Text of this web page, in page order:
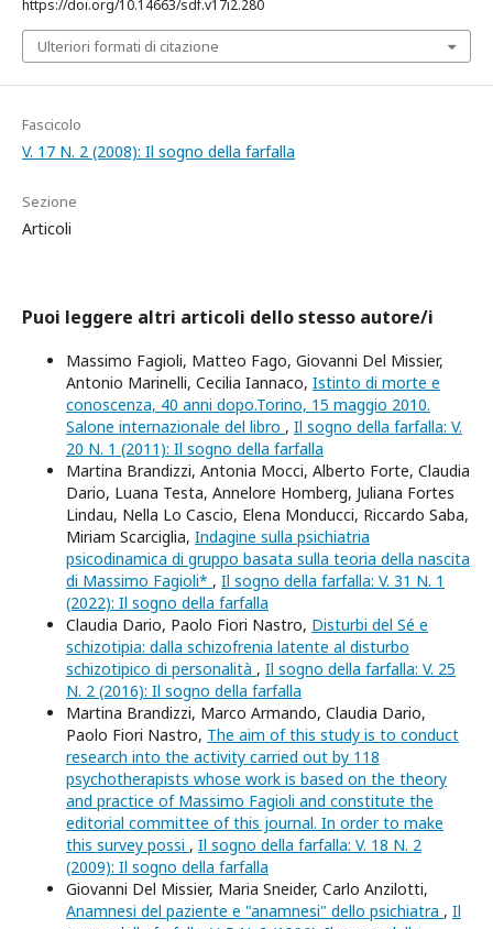
https://doi.org/10.14663/sdf.v17i2.280
Ulteriori formati di citazione
Fascicolo
V. 17 N. 2 (2008): Il sogno della farfalla
Sezione
Articoli
Puoi leggere altri articoli dello stesso autore/i
Massimo Fagioli, Matteo Fago, Giovanni Del Missier,
Antonio Marinelli, Cecilia Iannaco, Istinto di morte e
conoscenza, 40 anni dopo.Torino, 15 maggio 2010.
Salone internazionale del libro , Il sogno della farfalla: V.
20 N. 1 (2011): Il sogno della farfalla
Martina Brandizzi, Antonia Mocci, Alberto Forte, Claudia
Dario, Luana Testa, Annelore Homberg, Juliana Fortes
Lindau, Nella Lo Cascio, Elena Monducci, Riccardo Saba,
Miriam Scarciglia, Indagine sulla psichiatria
psicodinamica di gruppo basata sulla teoria della nascita
di Massimo Fagioli* , Il sogno della farfalla: V. 31 N. 1
(2022): Il sogno della farfalla
Claudia Dario, Paolo Fiori Nastro, Disturbi del Sé e
schizotipia: dalla schizofrenia latente al disturbo
schizotipico di personalità , Il sogno della farfalla: V. 25
N. 2 (2016): Il sogno della farfalla
Martina Brandizzi, Marco Armando, Claudia Dario,
Paolo Fiori Nastro, The aim of this study is to conduct
research into the activity carried out by 118
psychotherapists whose work is based on the theory
and practice of Massimo Fagioli and constitute the
editorial committee of this journal. In order to make
this survey possi , Il sogno della farfalla: V. 18 N. 2
(2009): Il sogno della farfalla
Giovanni Del Missier, Maria Sneider, Carlo Anzilotti,
Anamnesi del paziente e "anamnesi" dello psichiatra , Il